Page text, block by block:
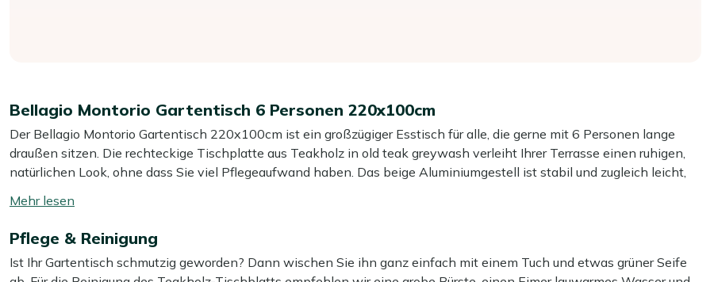
Bellagio Montorio Gartentisch 6 Personen 220x100cm
Der Bellagio Montorio Gartentisch 220x100cm ist ein großzügiger Esstisch für alle, die gerne mit 6 Personen lange
draußen sitzen. Die rechteckige Tischplatte aus Teakholz in old teak greywash verleiht Ihrer Terrasse einen ruhigen,
natürlichen Look, ohne dass Sie viel Pflegeaufwand haben. Das beige Aluminiumgestell ist stabil und zugleich leicht,
haben Sie reichlich Platz für Schalen, Getränke und den etwas zu großen Salat, ohne dass der Tisch vollgestellt wirkt.
Dieser Tisch ist ideal, wenn Sie auf Ihrer Terrasse einen festen Platz für die Essecke haben und eine warme, zeitlose
Ausstrahlung mögen.
umschalten
Pflege & Reinigung
Ist Ihr Gartentisch schmutzig geworden? Dann wischen Sie ihn ganz einfach mit einem Tuch und etwas grüner Seife